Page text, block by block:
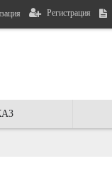
Регистрация